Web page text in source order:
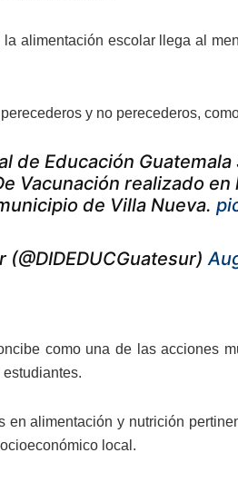
alimentación escolar llega al
y no perecederos,
de Educación
Vacunación realizado en
de Villa Nueva.
(@DIDEDUCGuatesur)
como una de las acciones
en alimentación y nutrición
local.